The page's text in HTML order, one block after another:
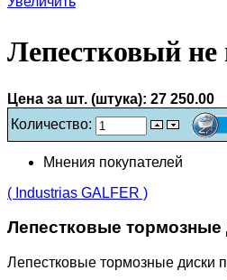
Лепестковый
Цена за шт. (штука): 27 250.00
Количество:
Мнения покупателей
( Industrias GALFER )
Лепестковые тормозные
Лепестковые тормозные диски